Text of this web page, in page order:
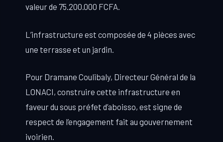
valeur de 75.200.000 FCFA.
L’infrastructure est composée de 4 pièces avec
une terrasse et un jardin.
Pour Dramane Coulibaly, Directeur Général de la
LONACI, construire cette infrastructure en
faveur du sous préfet d’aboisso, est signe de
respect de l’engagement fait au gouvernement
ivoirien.